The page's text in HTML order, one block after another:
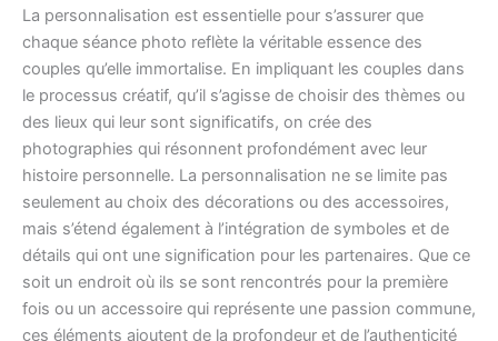
La personnalisation est essentielle pour s’assurer que
chaque séance photo reflète la véritable essence des
couples qu’elle immortalise. En impliquant les couples dans
le processus créatif, qu’il s’agisse de choisir des thèmes ou
des lieux qui leur sont significatifs, on crée des
photographies qui résonnent profondément avec leur
histoire personnelle. La personnalisation ne se limite pas
seulement au choix des décorations ou des accessoires,
mais s’étend également à l’intégration de symboles et de
détails qui ont une signification pour les partenaires. Que ce
soit un endroit où ils se sont rencontrés pour la première
fois ou un accessoire qui représente une passion commune,
ces éléments ajoutent de la profondeur et de l’authenticité